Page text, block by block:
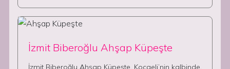
İzmit Biberoğlu Ahşap Küpeşte
İzmit Biberoğlu Ahşap Küpeşte, Kocaeli’nin kalbinde,